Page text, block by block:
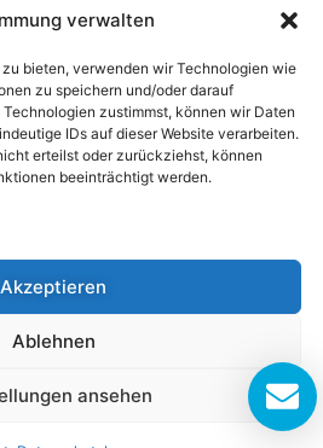
verwalten
bieten, verwenden wir Technologien wie
zu speichern und/oder darauf
zustimmst, können wir Daten
IDs auf dieser Website verarbeiten.
erteilst oder zurückziehst, können
beeinträchtigt werden.
Akzeptieren
Ablehnen
ansehen
Support-Anfrage
stellen
Kontaktseite
Impressum
Datenschutz
Zahlungsarten
Support-
Kosten-
Supportzeit
Preisliste